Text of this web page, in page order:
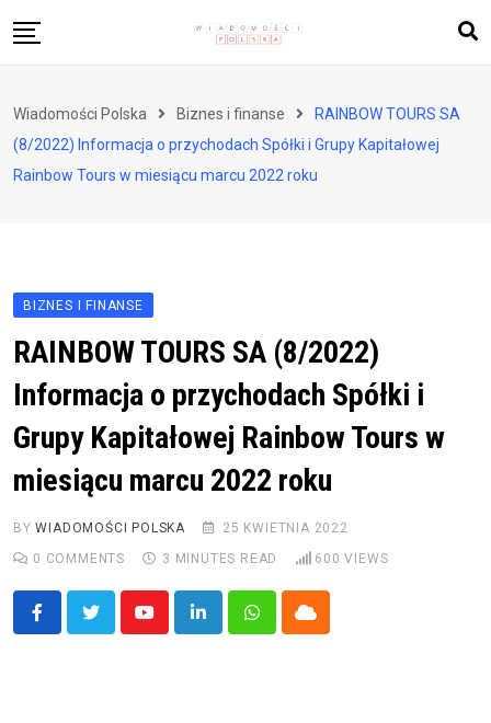
to
Zdrowie i styl życia
Polityka i społeczeństwo
Wiadomości Polska Biznes i finanse
RAINBOW TOURS SA
(8/2022) Informacja o przychodach Spółki i Grupy Kapitałowej
Rainbow Tours w miesiącu marcu 2022 roku
BIZNES I FINANSE
RAINBOW TOURS SA (8/2022)
Informacja o przychodach Spółki i
Grupy Kapitałowej Rainbow Tours w
miesiącu marcu 2022 roku
BYWIADOMOŚCI POLSKA
25 KWIETNIA 2022
0 COMMENTS 3 MINUTES READ 600 VIEWS
YoutubeLinkedInWhatsappCloud